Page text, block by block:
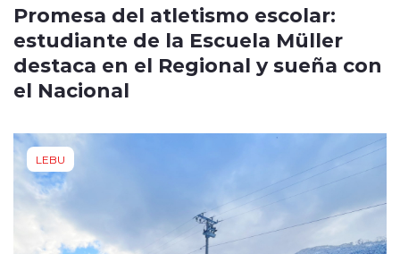
Promesa del atletismo escolar:
estudiante de la Escuela Müller
destaca en el Regional y sueña con
el Nacional
LEBU